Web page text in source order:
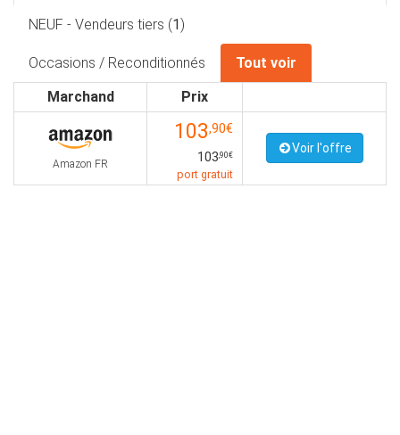
NEUF - Vendeurs tiers (1)
Occasions / Reconditionnés
Tout voir
Marchand
Prix
Amazon FR
103,90€
103,90€
port gratuit
Voir l'offre